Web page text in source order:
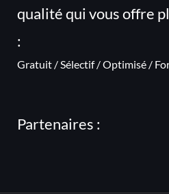
qualité qui vous offre
:
Gratuit / Sélectif / Optimisé /
Partenaires :